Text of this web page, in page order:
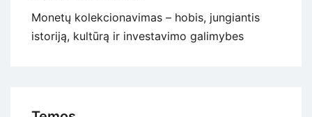
Monetų kolekcionavimas – hobis, jungiantis
istoriją, kultūrą ir investavimo galimybes